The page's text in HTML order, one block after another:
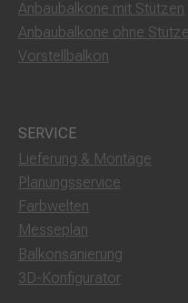
Anbaubalkone mit Stützen
Anbaubalkone ohne
Vorstellbalkon
SERVICE
Lieferung & Montage
Planungsservice
Farbwelten
Messeplan
Balkonsanierung
3D-Konfigurator